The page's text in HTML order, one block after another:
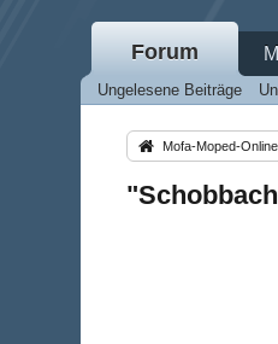
Forum
Ungelesene Beiträge
Mofa-Moped-